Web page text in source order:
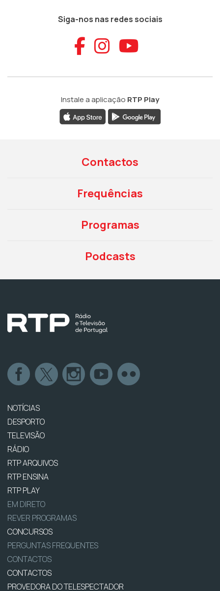
Siga-nos nas redes sociais
Aceder ao
Aceder ao
Aceder
Instale a aplicação RTP Play
Contactos
Frequências
Programas
Podcasts
NOTÍCIAS
DESPORTO
TELEVISÃO
RÁDIO
RTP ARQUIVOS
RTP ENSINA
RTP PLAY
EM DIRETO
REVER PROGRAMAS
CONCURSOS
PERGUNTAS FREQUENTES
CONTACTOS
CONTACTOS
PROVEDORA DO TELESPECTADOR